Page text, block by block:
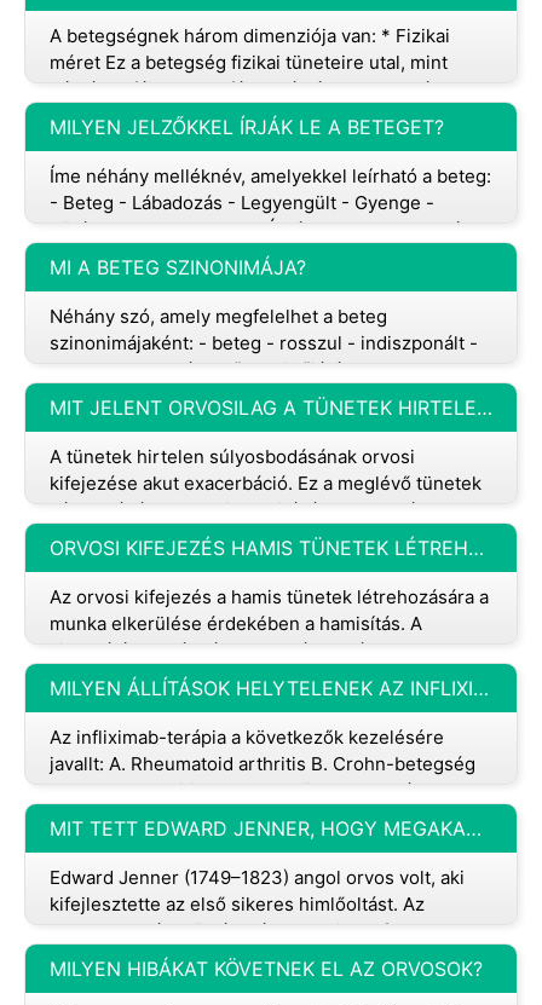
A betegségnek három dimenziója van: * Fizikai
méret Ez a betegség fizikai tüneteire utal, mint
például a fájdalom, a fáradtság és a hasmenés. *
Pszichológiai dimenzió
MILYEN JELZŐKKEL ÍRJÁK LE A BETEGET?
Íme néhány melléknév, amelyekkel leírható a beteg:
- Beteg - Lábadozás - Legyengült - Gyenge -
Törékeny - Ill - Gyenge - Érvénytelen - Haldokló -
Nyugtalan - L
MI A BETEG SZINONIMÁJA?
Néhány szó, amely megfelelhet a beteg
szinonimájaként: - beteg - rosszul - indiszponált -
rosszul - gyengélkedő - az időjárás alatt - rossz
egészségi állapotban -
MIT JELENT ORVOSILAG A TÜNETEK HIRTELEN ROMLÁSA?
A tünetek hirtelen súlyosbodásának orvosi
kifejezése akut exacerbáció. Ez a meglévő tünetek
súlyosságának vagy intenzitásának gyors és
jelentős növekedésére, vagy új tüne
ORVOSI KIFEJEZÉS HAMIS TÜNETEK LÉTREHOZÁSÁRA A MUNKA ELKERÜLÉSE ÉRDEKÉBEN?
Az orvosi kifejezés a hamis tünetek létrehozására a
munka elkerülése érdekében a hamisítás. A
visszaélés a szándékos megtévesztés egy olyan
fajtája, amelyben az egyén egy
MILYEN ÁLLÍTÁSOK HELYTELENEK AZ INFLIXIMAB-TERÁPIÁVAL KAPCSOLATBAN?
Az infliximab-terápia a következők kezelésére
javallt: A. Rheumatoid arthritis B. Crohn-betegség
C. Crohn-proktitis D. Akut arcüreggyulladás A
helyes válasz:D.
MIT TETT EDWARD JENNER, HOGY MEGAKADÁLYOZZA A BETEGSÉGEK SÚLYOSBODÁSÁT?
Edward Jenner (1749–1823) angol orvos volt, aki
kifejlesztette az első sikeres himlőoltást. Az
orvostudomány történetének egyik legfontosabb
alakjanak tartják * Munkája
MILYEN HIBÁKAT KÖVETNEK EL AZ ORVOSOK?